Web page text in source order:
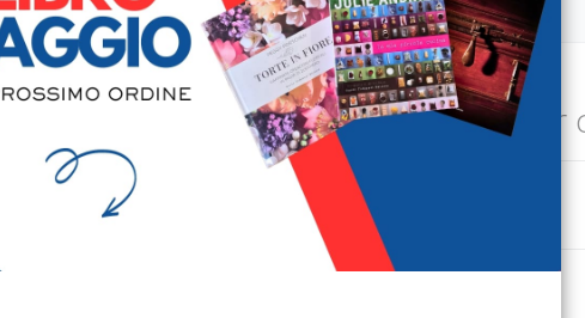
Il portoghese per
€ 8,21